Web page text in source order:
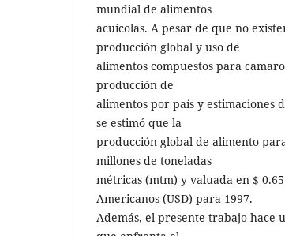
mundial de alimentos
acuícolas. A pesar de que no
producción global y uso de
alimentos compuestos para
producción de
alimentos por país y estimaciones
se estimó que la
producción global de alimento
millones de toneladas
métricas (mtm) y valuada en $
Americanos (USD) para 1997.
Además, el presente trabajo hace